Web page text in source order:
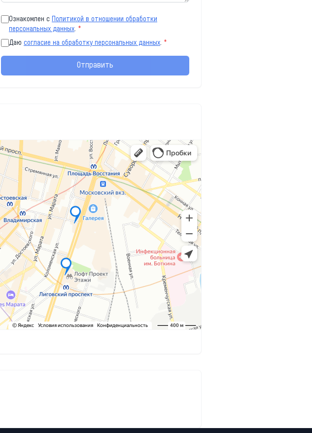
Ознакомлен с
Политикой в отношении обработки
персональных данных. *
Даю согласие на обработку персональных данных. *
Отправить